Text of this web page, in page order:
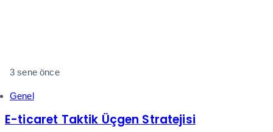
3 sene önce
Genel
E-ticaret Taktik Üçgen Stratejisi